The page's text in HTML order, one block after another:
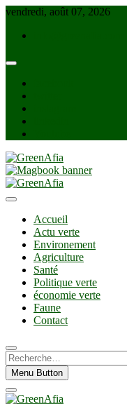
Skip
content
vendredi, août 07, 2026
GreenAfia
Accueil
Actu verte
Environement
Agriculture
Santé
Politique verte
économie verte
Faune
Contact
Recherche…
Menu Button